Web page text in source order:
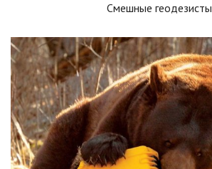
Смешные геодезисты